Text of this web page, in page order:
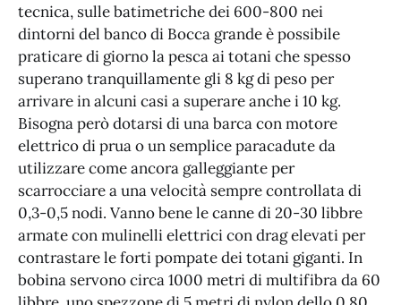
tecnica, sulle batimetriche dei 600-800 nei
dintorni del banco di Bocca grande è possibile
praticare di giorno la pesca ai totani che spesso
superano tranquillamente gli 8 kg di peso per
arrivare in alcuni casi a superare anche i 10 kg.
Bisogna però dotarsi di una barca con motore
elettrico di prua o un semplice paracadute da
utilizzare come ancora galleggiante per
scarrocciare a una velocità sempre controllata di
0,3-0,5 nodi. Vanno bene le canne di 20-30 libbre
armate con mulinelli elettrici con drag elevati per
contrastare le forti pompate dei totani giganti. In
bobina servono circa 1000 metri di multifibra da 60